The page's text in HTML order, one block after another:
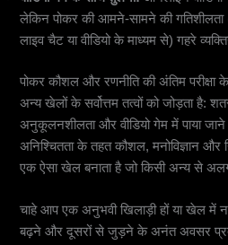
लेकिन पोकर की आमने-सामने की
लाइव चैट या वीडियो के माध्यम से) गहरे
पोकर कौशल और रणनीति की अंतिम
अन्य खेलों के सर्वोत्तम तत्वों को जोड़ता है:
अनुकूलनशीलता और वीडियो गेम में पाया जाने
अनिश्चितता के तहत कौशल, मनोविज्ञान
एक ऐसा खेल बनाता है जो किसी अन्य से
चाहे आप एक अनुभवी खिलाड़ी हों या खेल में
बढ़ने और दूसरों से जुड़ने के अनंत अवसर